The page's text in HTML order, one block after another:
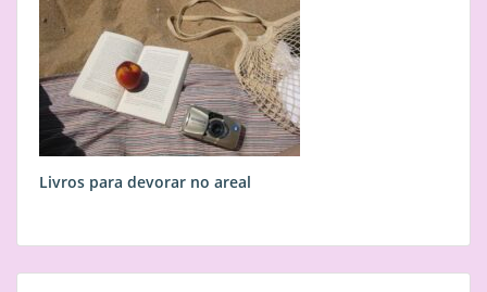
Livros para devorar no areal